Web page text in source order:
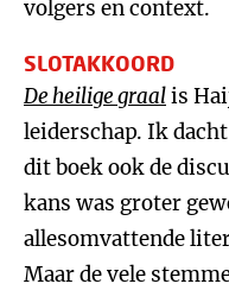
volgers en context.
SLOTAKKOORD
De heilige graalis
leiderschap. Ik
dit boek ook de
kans was groter
allesomvattende
Maar de vele